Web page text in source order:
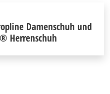
Damenschuh und
Herrenschuh